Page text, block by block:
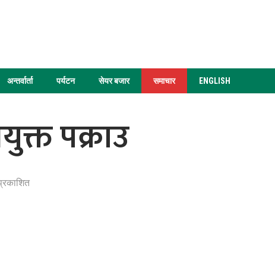
अन्तर्वार्ता पर्यटन सेयर बजार समाचार ENGLISH
पक्राउ